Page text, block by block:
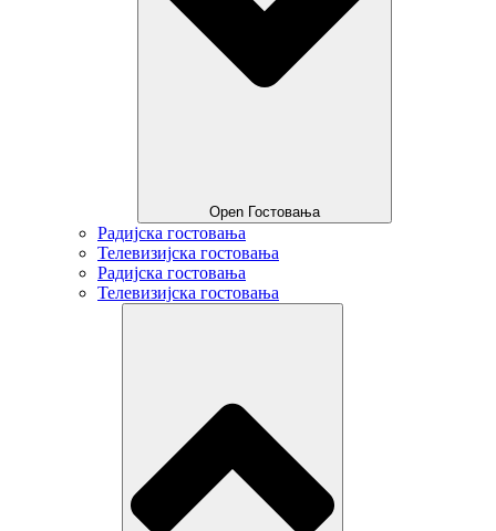
Open Гостовања
Радијска гостовања
Телевизијска гостовања
Радијска гостовања
Телевизијска гостовања